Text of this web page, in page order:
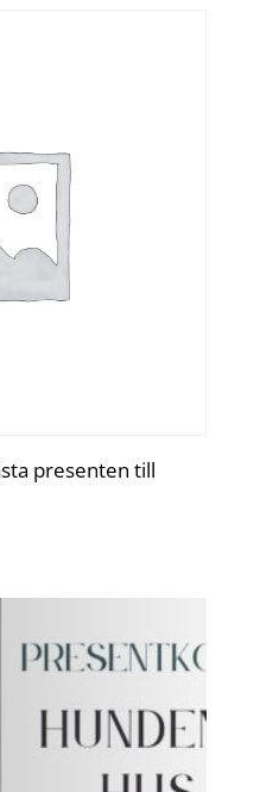
presenten till